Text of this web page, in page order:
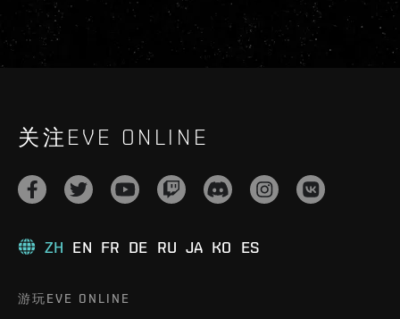
关注EVE ONLINE
ZH EN FR DE RU JA KO ES
游玩EVE ONLINE